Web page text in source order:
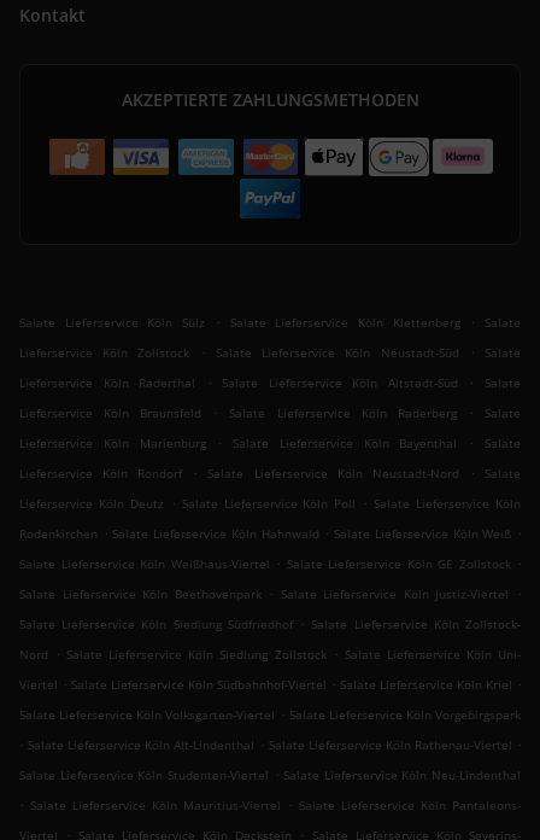
Kontakt
AKZEPTIERTE ZAHLUNGSMETHODEN
Salate Lieferservice Köln Sülz . Salate Lieferservice Köln Klettenberg .
Salate
Lieferservice Köln Zollstock
. Salate Lieferservice Köln Neustadt-Süd .
Salate
Lieferservice Köln Raderthal
. Salate Lieferservice Köln Altstadt-Süd .
Salate
Lieferservice Köln Braunsfeld
. Salate Lieferservice Köln Raderberg .
Salate
Lieferservice Köln Marienburg
. Salate Lieferservice Köln Bayenthal .
Salate
Lieferservice Köln Rondorf
. Salate Lieferservice Köln Neustadt-Nord .
Salate
Lieferservice Köln Deutz
. Salate Lieferservice Köln Poll . Salate Lieferservice Köln
Rodenkirchen . Salate Lieferservice Köln Hahnwald . Salate Lieferservice Köln Weiß .
Salate Lieferservice Köln Weißhaus-Viertel . Salate Lieferservice Köln GE Zollstock .
Salate Lieferservice Köln Beethovenpark . Salate Lieferservice Köln Justiz-Viertel
.
Salate Lieferservice Köln Siedlung Südfriedhof . Salate Lieferservice Köln Zollstock-
Nord
. Salate Lieferservice Köln Siedlung Zollstock . Salate Lieferservice Köln Uni-
Viertel . Salate Lieferservice Köln Südbahnhof-Viertel . Salate Lieferservice Köln Kriel .
Salate Lieferservice Köln Volksgarten-Viertel . Salate Lieferservice Köln Vorgebirgspark
. Salate Lieferservice Köln Alt-Lindenthal . Salate Lieferservice Köln Rathenau-Viertel .
Salate Lieferservice Köln Studenten-Viertel . Salate Lieferservice Köln Neu-Lindenthal
. Salate Lieferservice Köln Mauritius-Viertel . Salate Lieferservice Köln Pantaleons-
Viertel
. Salate Lieferservice Köln Deckstein . Salate Lieferservice Köln Severins-